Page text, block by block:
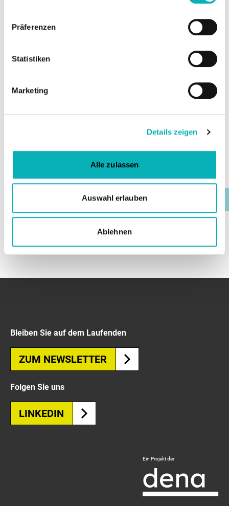
Präferenzen
Statistiken
Marketing
Details zeigen
Alle zulassen
Auswahl erlauben
Ablehnen
Anbieter
Zurück zur Toolbox
Bleiben Sie auf dem Laufenden
ZUM NEWSLETTER
Folgen Sie uns
LINKEDIN
Logo
Deutsche
Energie-
Agentur
Ein Projekt der